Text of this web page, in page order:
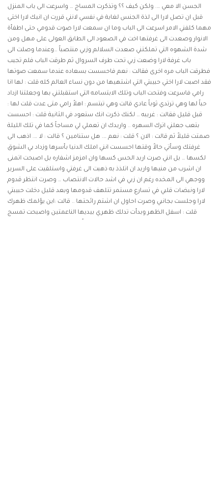
الجسن الا معي …. ولكن كيف ؟؟ وتذكرت المساج … واسرعت الى باب المنزل
قبل ان تصل لارا الى لذة الجنس لغاية في نفسي لانني قررت ان انيك لارا اختى
مهما كلفني الامر اسرعت الى الباب وما ان سمعت لارا صوت قدومي حتى اطفأة
الانوار وصعدت الى غرفتها اخت في الصعود الى الطابق العولى على مهل ومن
شدة الشهوه التي تملكتني صعدت السلالم وزبي منتصباً …وعندما وصلت الى
باب غرفة لارا وضعت زبي تحت طرف السروال ثم طرقت الباب فلم تجيب
فطرقت الباب مره اخرى فقالت : نعم فاحسست بسعاده عندما سمعت صوتها
فقد اصبت لارا اختي حبيبتي التي اشتهيها من دون نساء العالم كله قلت : لها انا
رامي فاسرعت وفتحت الباب وتلك الابتسامه التي استقبلتني بها وجعلتنا ازداد
حباً لها وهي ترتدي ثوباً عادي قالت وهي تبتسم : اهلاً رامي متى عدت قلت لها :
قبل قليل فقالت : غريبه … لكنك ذكرت انك ستعود في الثانية قلت : احسست
بتعب جعلني اترك السهره .. واريدك ان تعملي لي مساجاً كما في تلك الليلة
صمتت قليلاً ثم قالت : الان ؟ قلت : نعم …. هل ستنامين ؟ قالت : لا …. اذهب الى
غرفتك وسأتي حالاً وقتها احسست انني املك الدنيا بأسرها وزداد بي الشوق
لكسها … بل انني صرت اريد الحس كسها وان امزمز اشفاره بل اصبحت اتمنى
ان اشرب من منيها واريد ان اتلذذ به ذهبت الى غرفتي واستلقيت على السرير
ووجهي الى المخده رغم ان زبي في اشد حالات الانتصاب … وصرت انتظر قدوم
لارا ونبضات قلبي في تسارع مستمر تتلهف قدومها وبعد قليل دخلت حبيبتي
لارا وجلست بجانبي وصرت احاول ان اشتم رائحتها .. قالت :اين يؤلمك ظهرك
قلت : اسفل الظهر وبدأت تدلك ظهري بيديها الناعمتين واصبحت تمسج